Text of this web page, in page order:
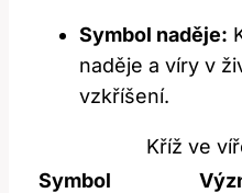
Symbol naděje:
naděje a víry v
vzkříšení.
Kříž ve
Symbol